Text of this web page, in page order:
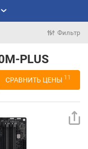
Фильтр
PLUS
СРАВНИТЬ ЦЕНЫ 11